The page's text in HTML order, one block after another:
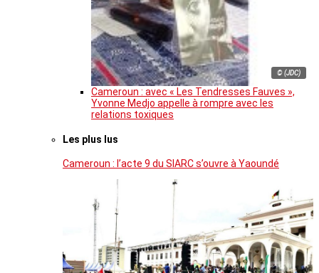
© (JDC)
Cameroun : avec « Les Tendresses Fauves »,
Yvonne Medjo appelle à rompre avec les
relations toxiques
Les plus lus
Cameroun : l’acte 9 du SIARC s’ouvre à Yaoundé